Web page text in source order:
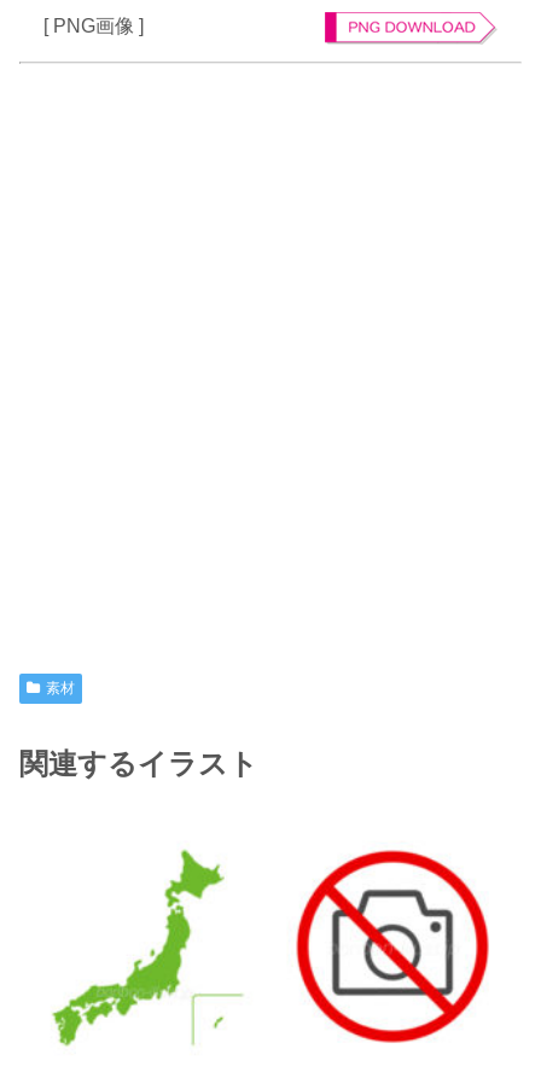
[ PNG画像 ]
素材
関連するイラスト